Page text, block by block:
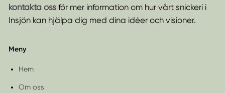
kontakta ossför mer information om hur vårt snickeri i
Insjön kan hjälpa dig med dina idéer och visioner.
Meny
Hem
Om oss